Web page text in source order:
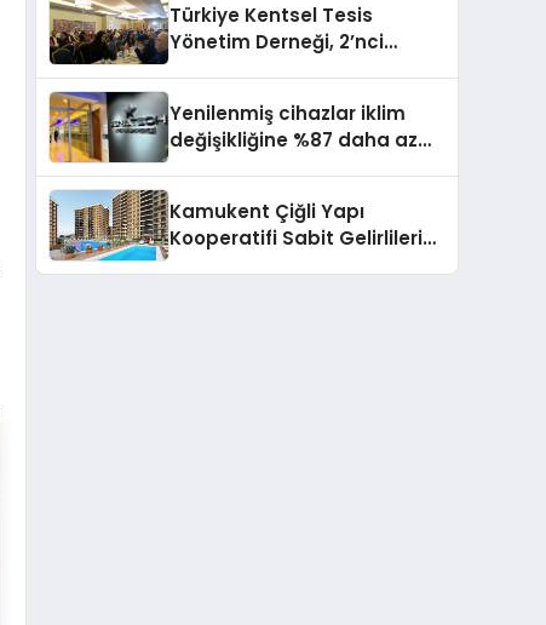
Türkiye Kentsel Tesis
Yönetim Derneği, 2’nci
Yenilenmiş cihazlar iklim
değişikliğine %87 daha az
Kamukent Çiğli Yapı
Kooperatifi Sabit Gelirlileri